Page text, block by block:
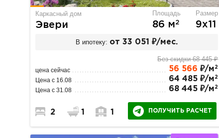
Каркасный дом
Эвери
Площадь
86 м2
Размер
9х11
В ипотеку: от 33 051 ₽/мес.
Без скидки 68 445 ₽
цена сейчас 56 566 ₽/м 2
Цена с 16.08 64 485 ₽/м 2
Цена с 31.08 68 445 ₽/м 2
2 1 1 ПОЛУЧИТЬ РАСЧЕТ